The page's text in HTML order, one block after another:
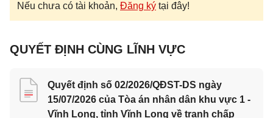
Nếu chưa có tài khoản, Đăng ký tại đây!
QUYẾT ĐỊNH CÙNG LĨNH VỰC
Quyết định số 02/2026/QĐST-DS ngày
15/07/2026 của Tòa án nhân dân khu vực 1 -
Vĩnh Long, tỉnh Vĩnh Long về tranh chấp